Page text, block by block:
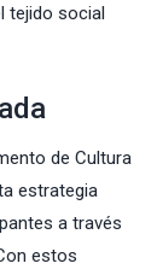
tejido social
de Cultura
estrategia
a través
estos